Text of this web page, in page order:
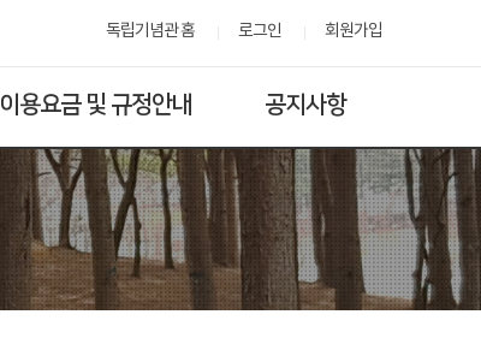
독립기념관 홈 로그인 회원가입
이용요금 및 규정안내 공지사항